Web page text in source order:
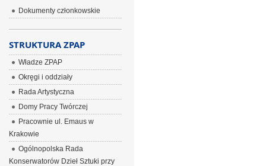
Dokumenty członkowskie
STRUKTURA ZPAP
Władze ZPAP
Okręgi i oddziały
Rada Artystyczna
Domy Pracy Twórczej
Pracownie ul. Emaus w
Krakowie
Ogólnopolska Rada
Konserwatorów Dzieł Sztuki przy